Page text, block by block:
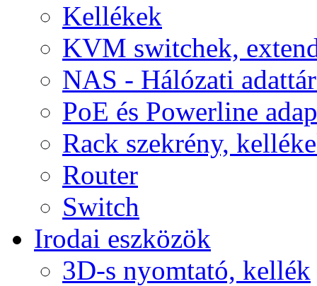
Kellékek
KVM switchek,
NAS - Hálózati
PoE és Powerline
Rack szekrény,
Router
Switch
Irodai eszközök
3D-s nyomtató, kellék